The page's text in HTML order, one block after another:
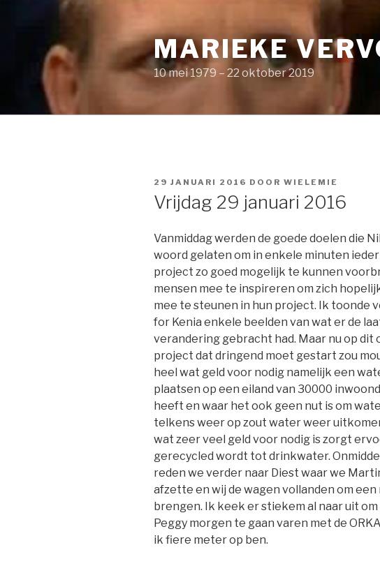
springen
MARIEKE
10 mei 1979 – 22 oktober 2019
GEPLAATST
OP
29 JANUARI 2016 DOOR WIELEMIE
Vrijdag 29 januari 2016
Vanmiddag werden de goede doelen die
woord gelaten om in enkele minuten
project zo goed mogelijk te kunnen
mensen mee te inspireren om zich
mee te steunen in hun project. Ik toonde
for Kenia enkele beelden van wat er de
verandering gebracht had. Maar nu op dit
project dat dringend moet gestart zou
heel wat geld voor nodig namelijk een
plaatsen op een eiland van 30000
heeft en waar het ook geen nut is om
telkens weer op zout water weer
wat zeer veel geld voor nodig is zorgt
gerecycled wordt tot drinkwater.
reden we verder naar Diest waar we
afzette en wij de wagen vollanden om
brengen. Ik keek er stiekem al naar uit
Peggy morgen te gaan varen met de
ik fiere meter op ben.